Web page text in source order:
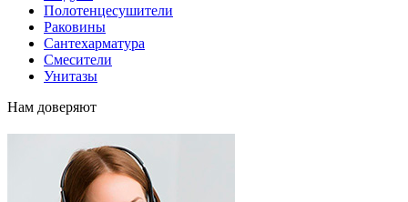
Полотенцесушители
Раковины
Сантехарматура
Смесители
Унитазы
Нам доверяют